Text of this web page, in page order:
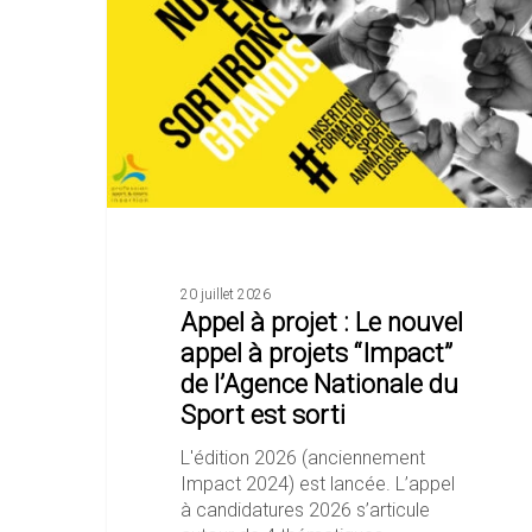
projets
“Impact”
de
20 juillet 2026
Appel à projet : Le nouvel
appel à projets “Impact”
de l’Agence Nationale du
Sport est sorti
L'édition 2026 (anciennement
Impact 2024) est lancée. L’appel
à candidatures 2026 s’articule